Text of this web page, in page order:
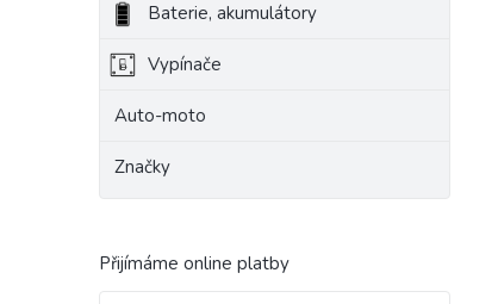
Baterie, akumulátory
Vypínače
Auto-moto
Značky
Přijímáme online platby